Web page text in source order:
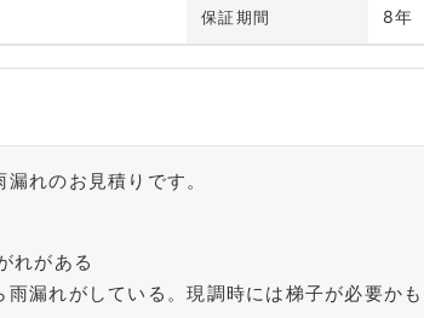
保証期間 8年
れのお見積りです。
れがある
漏れがしている。現調時には梯子が必要か